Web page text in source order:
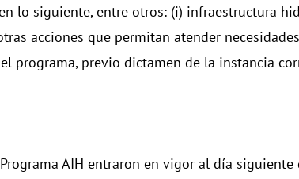
lo siguiente, entre otros: (i) infraestructura
acciones que permitan atender
programa, previo dictamen de la instancia
AIH entraron en vigor al día